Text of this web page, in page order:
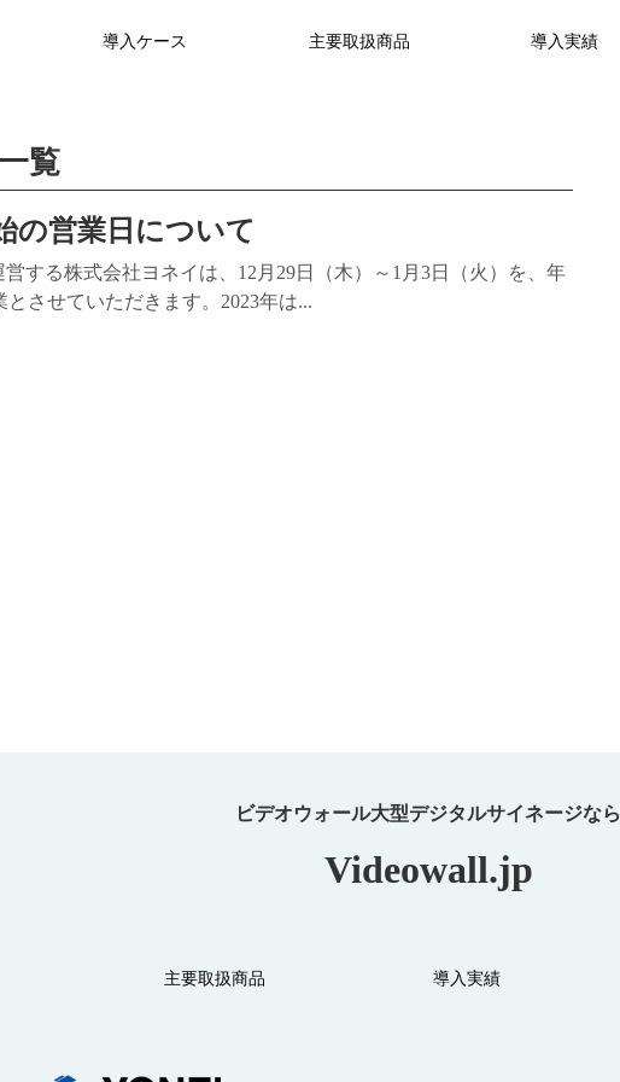
導⼊ケース 主要取扱商品 導⼊実績
一覧
の営業日について
営する株式会社ヨネイは、12月29日（木）～1月3日（火）を、年
とさせていただきます。2023年は...
ビデオウォール大型デジタルサイネージなら
Videowall.jp
主要取扱商品 導⼊実績